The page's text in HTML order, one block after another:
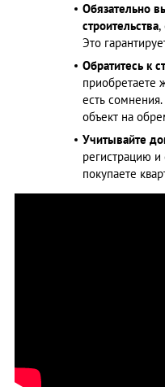
Обязательно
строительства,
Это
Обратитесь к
приобретаете
есть
объект на
Учитывайте
регистрацию
покупаете